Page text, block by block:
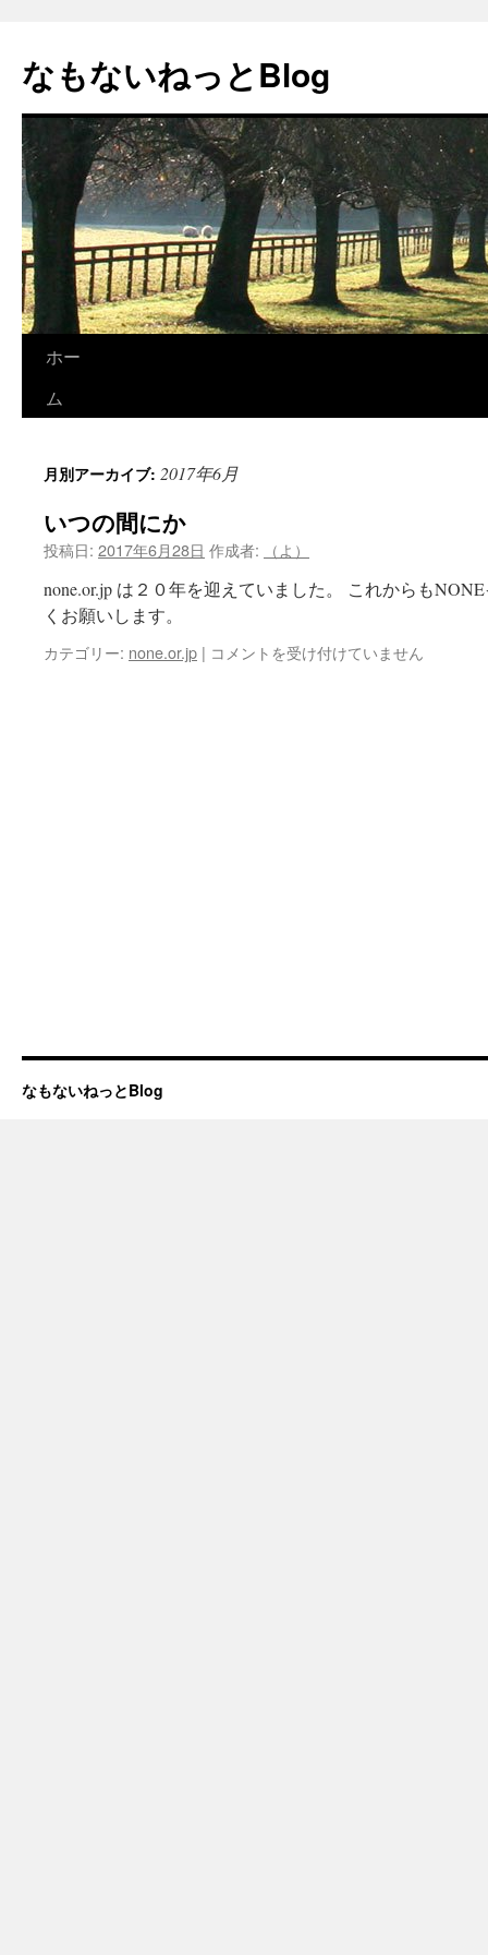
テ
ン
ス
キ
ッ
プ
なもないねっとBlog
ホー
ム
月別アーカイブ: 2017年6月
いつの間にか
投稿日: 2017年6月28日 作成者:
（よ）
none.or.jp は２０年を迎えていました。 これからも
くお願いします。
カテゴリー: none.or.jp | い
コメントを受け付けていません
なもないねっとBlog